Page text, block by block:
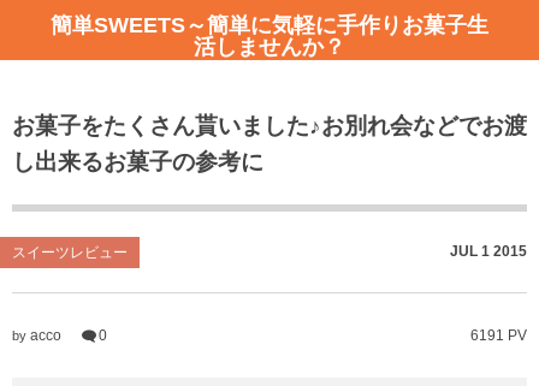
簡単SWEETS～簡単に気軽に手作りお菓子生
活しませんか？
お菓子をたくさん貰いました♪お別れ会などでお渡
し出来るお菓子の参考に
スイーツレビュー JUL 1 2015
by acco 0 6191 PV
ご予約はこちらから
不安解消Q＆A
簡単SWEETSレシピ